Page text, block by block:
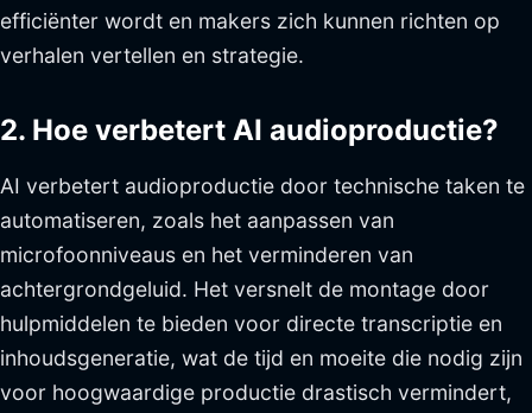
efficiënter wordt en makers zich kunnen richten op
verhalen vertellen en strategie.
2. Hoe verbetert AI audioproductie?
AI verbetert audioproductie door technische taken te
automatiseren, zoals het aanpassen van
microfoonniveaus en het verminderen van
achtergrondgeluid. Het versnelt de montage door
hulpmiddelen te bieden voor directe transcriptie en
inhoudsgeneratie, wat de tijd en moeite die nodig zijn
voor hoogwaardige productie drastisch vermindert,